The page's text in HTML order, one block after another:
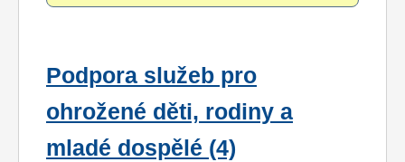
Podpora služeb pro
ohrožené děti, rodiny a
mladé dospělé (4)